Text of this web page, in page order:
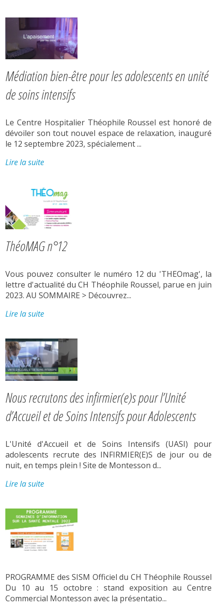
Médiation bien-être pour les adolescents en unité
de soins intensifs
Le Centre Hospitalier Théophile Roussel est honoré de
dévoiler son tout nouvel espace de relaxation, inauguré
le 12 septembre 2023, spécialement ...
Lire la suite
ThéoMAG n°12
Vous pouvez consulter le numéro 12 du 'THEOmag', la
lettre d'actualité du CH Théophile Roussel, parue en juin
2023. AU SOMMAIRE > Découvrez...
Lire la suite
Nous recrutons des infirmier(e)s pour l’Unité
d’Accueil et de Soins Intensifs pour Adolescents
L'Unité d'Accueil et de Soins Intensifs (UASI) pour
adolescents recrute des INFIRMIER(E)S de jour ou de
nuit, en temps plein ! Site de Montesson d...
Lire la suite
PROGRAMME des SISM Officiel du CH Théophile Roussel
Du 10 au 15 octobre : stand exposition au Centre
Commercial Montesson avec la présentatio...